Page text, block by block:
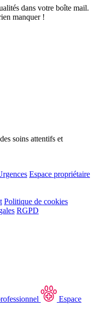
dans votre boîte mail.
manquer !
soins attentifs et
Espace propriétaire
Politique de cookies
RGPD
Espace